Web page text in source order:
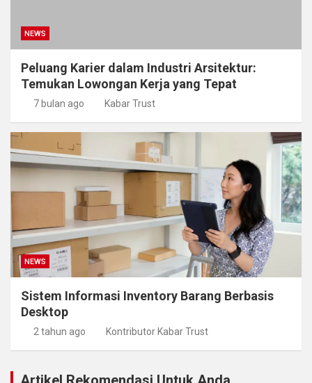
NEWS
Peluang Karier dalam Industri Arsitektur:
Temukan Lowongan Kerja yang Tepat
7 bulan ago Kabar Trust
NEWS
Sistem Informasi Inventory Barang Berbasis
Desktop
2 tahun ago Kontributor Kabar Trust